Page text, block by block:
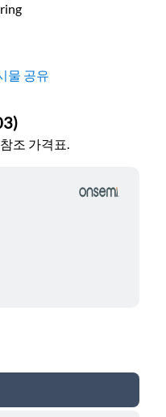
물 공유
)
조 가격표.